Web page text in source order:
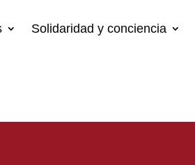
Solidaridad y conciencia